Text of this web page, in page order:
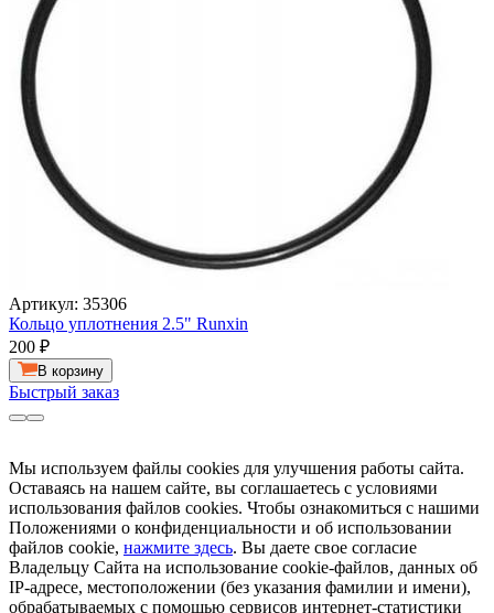
Артикул: 35306
Кольцо уплотнения 2.5" Runxin
200 ₽
В корзину
Быстрый заказ
Мы используем файлы cookies для улучшения работы сайта.
Оставаясь на нашем сайте, вы соглашаетесь с условиями
использования файлов cookies. Чтобы ознакомиться с нашими
Положениями о конфиденциальности и об использовании
файлов cookie, нажмите здесь. Вы даете свое согласие
Владельцу Сайта на использование cookie-файлов, данных об
IP-адресе, местоположении (без указания фамилии и имени),
обрабатываемых с помощью сервисов интернет-статистики